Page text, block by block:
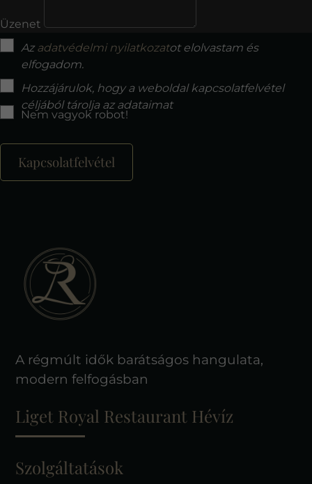
Üzenet
Az adatvédelmi nyilatkozatot elolvastam és
elfogadom.
Hozzájárulok, hogy a weboldal kapcsolatfelvétel
céljából tárolja az adataimat
Nem vagyok robot!
Kapcsolatfelvétel
A régmúlt idők barátságos hangulata,
modern felfogásban
Liget Royal Restaurant Hévíz
Szolgáltatások